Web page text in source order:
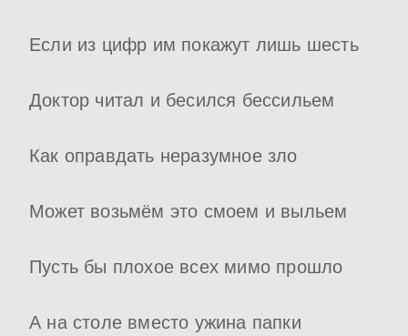
Если из цифр им покажут лишь шесть
Доктор читал и бесился бессильем
Как оправдать неразумное зло
Может возьмём это смоем и выльем
Пусть бы плохое всех мимо прошло
А на столе вместо ужина папки